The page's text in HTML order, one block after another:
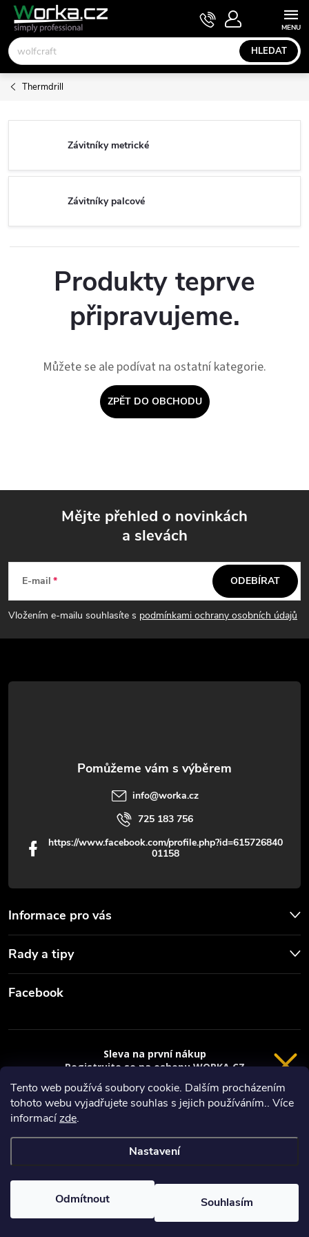
Tento web používá soubory cookie. Dalším procházením
tohoto webu vyjadřujete souhlas s jejich používáním.. Více
informacízde.
Nastavení
Odmítnout Souhlasím
Přejít
obsah
HLEDAT
NÁKUPNÍ
KOŠÍK
Thermdrill
Závitníky metrické
Závitníky palcové
Produkty teprve
připravujeme.
Můžete se ale podívat na ostatní kategorie.
ZPĚT DO OBCHODU
p
t
Mějte přehled o novinkách
a slevách
E-mail
Vložením e-mailu souhlasíte s podmínkami ochrany osobních údajů
ODEBÍRAT
Informace pro vás
Rady a tipy
info@worka.cz
725 183 756
https://www.facebook.com/profile.php?id=615726840
01158
Facebook
Vytvořil Shoptet
Copyright 2026
VRÁCENÍ 14 DNÍ
Sleva na první nákup
Registrujte se na eshopu WORKA.CZ
sleva 100 Kč* na nákup je Vaše.
Registrace
Privacy policy